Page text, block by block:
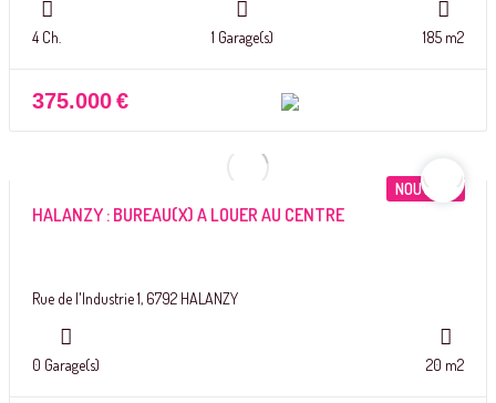
4 Ch. 1 Garage(s) 185 m2
375.000€
NOUVEAU
HALANZY : BUREAU(X) A LOUER AU CENTRE
Rue de l'Industrie 1, 6792 HALANZY
0 Garage(s) 20 m2